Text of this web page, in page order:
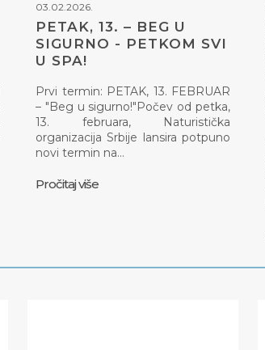
03.02.2026.
PETAK, 13. – BEG U
SIGURNO - PETKOM SVI
U SPA!
Prvi termin: PETAK, 13. FEBRUAR
– "Beg u sigurno!"Počev od petka,
13. februara, Naturistička
organizacija Srbije lansira potpuno
novi termin na…
Pročitaj više